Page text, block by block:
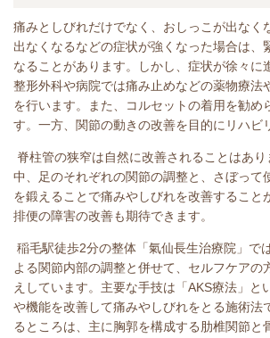
痛みとしびれだけでなく、おしっこが出なく
出なくなるなどの症状が強くなった場合は、
なることがあります。しかし、症状が徐々に
整形外科や病院では痛み止めなどの薬物療法
を行います。また、コルセットの着用を勧め
す。一方、関節の動きの改善を目的にリハビ
脊柱管の狭窄は自然に改善されることはあ
中、足のそれぞれの関節の調整と、さぼって
を鍛えることで痛みやしびれを改善すること
排便の障害の改善も期待できます。
稲毛駅徒歩2分の整体「氣仙長生治療院」で
よる関節内部の調整と併せて、セルフケアの
えしています。 主要な手技は「AKS療法」と
や機能を改善して痛みやしびれをとる施術法
るところは、主に胸郭を構成する肋椎関節と